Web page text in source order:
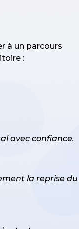
à un parcours
:
avec confiance.
la reprise du